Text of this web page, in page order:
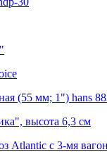
(55 мм; 1") hans
высота 6,3 см
Atlantic с 3-мя